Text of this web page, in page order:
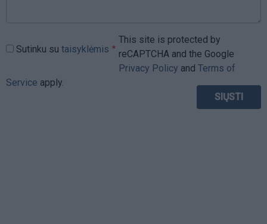
Sutinku su taisyklėmis
This site is protected by
reCAPTCHA and the Google
Privacy Policy and Terms of
Service apply.